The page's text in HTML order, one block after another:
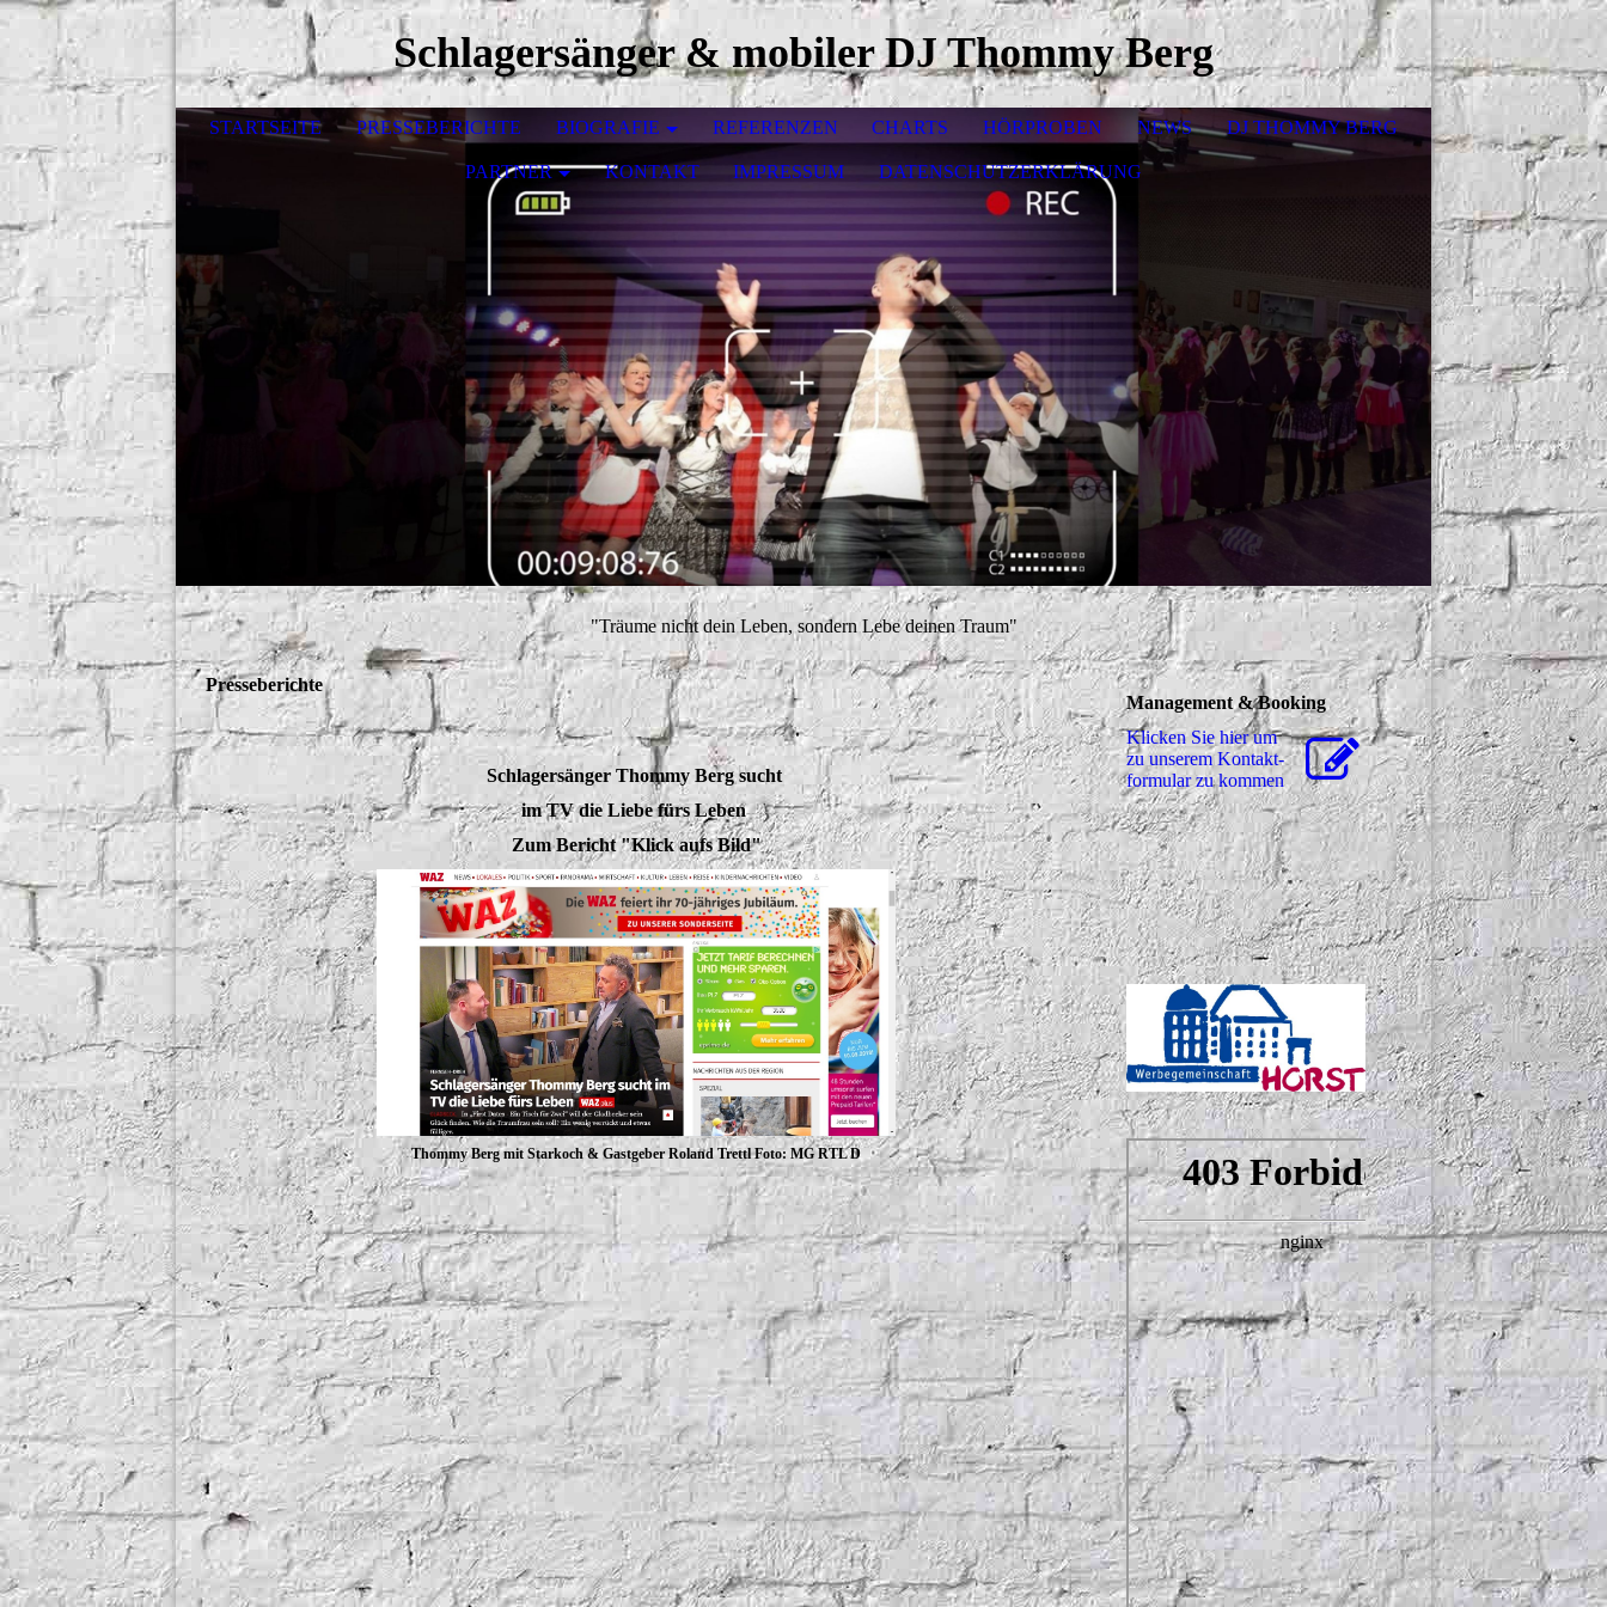
Schlagersänger & mobiler DJ Thommy Berg
STARTSEITE PRESSEBERICHTE BIOGRAFIE REFERENZEN CHARTS HÖRPROBEN NEWS DJ THOMMY BERG
PARTNER KONTAKT IMPRESSUM DATENSCHUTZERKLÄRUNG
"Träume nicht dein Leben, sondern Lebe deinen Traum"
Presseberichte
Schlagersänger Thommy Bergsucht
im TV die Liebe fürs Leben
Zum Bericht "Klick aufs Bild"
Thommy Berg mit Starkoch & Gastgeber Roland Trettl Foto: MG RTL D
Management & Booking
Klicken Sie hier um
zu unserem Kon­takt­
for­mu­lar zu kommen